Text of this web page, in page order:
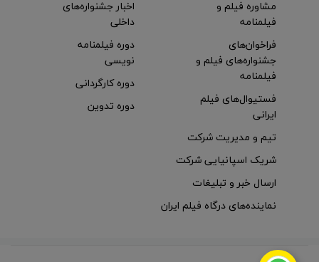
مشاوره فیلم و
فیلمنامه
اخبار جشنواره‌های
داخلی
فراخوان‌های
جشنواره‌های فیلم و
فیلمنامه
فستیوال‌های فیلم
ایرانی
دوره فیلمنامه
نویسی
دوره کارگردانی
دوره تدوین
تیم و مدیریت شرکت
شریک اسپانیایی شرکت
ارسال خبر و تبلیغات
نماینده‌های درگاه فیلم ایران